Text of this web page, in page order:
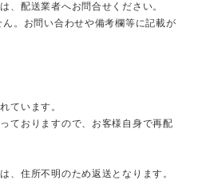
、配送業者へお問合せください。
。お問い合わせや備考欄等に記載が
ています。
ておりますので、お客様自身で再配
、住所不明のため返送となります。